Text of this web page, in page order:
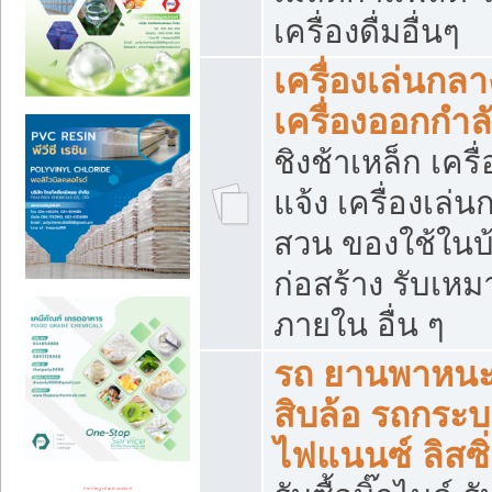
เครื่องดื่มอื่นๆ
เครื่องเล่นกล
เครื่องออกกำ
ชิงช้าเหล็ก เค
แจ้ง เครื่องเล่น
สวน ของใช้ใน
ก่อสร้าง รับเห
ภายใน อื่น ๆ
รถ ยานพาหน
สิบล้อ รถกระ
ไฟแนนซ์ ลิส